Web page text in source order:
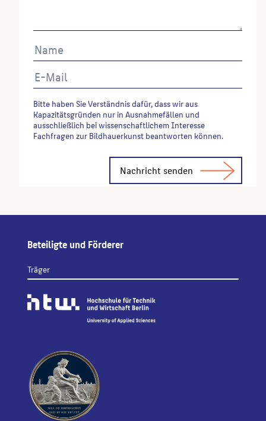
Bitte haben Sie Verständnis dafür, dass wir aus
Kapazitätsgründen nur in Ausnahmefällen und
ausschließlich bei wissenschaftlichem Interesse
Fachfragen zur Bildhauerkunst beantworten können.
Beteiligte und Förderer
Träger